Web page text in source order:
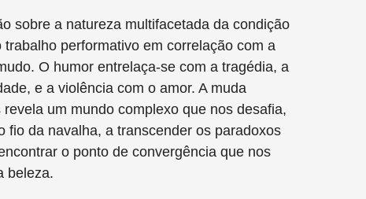
sobre a natureza multifacetada da condição
trabalho performativo em correlação com a
O humor entrelaça-se com a tragédia, a
e a violência com o amor. A muda
um mundo complexo que nos desafia,
fio da navalha, a transcender os paradoxos
o ponto de convergência que nos
beleza.